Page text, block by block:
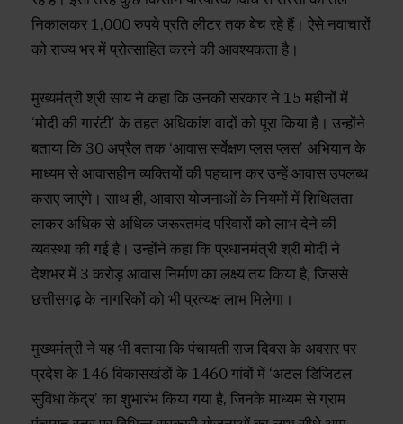
निकालकर 1,000 रुपये प्रति लीटर तक बेच रहे हैं। ऐसे नवाचारों
को राज्य भर में प्रोत्साहित करने की आवश्यकता है।
मुख्यमंत्री श्री साय ने कहा कि उनकी सरकार ने 15 महीनों में
‘मोदी की गारंटी’ के तहत अधिकांश वादों को पूरा किया है। उन्होंने
बताया कि 30 अप्रैल तक ‘आवास सर्वेक्षण प्लस प्लस’ अभियान के
माध्यम से आवासहीन व्यक्तियों की पहचान कर उन्हें आवास उपलब्ध
कराए जाएंगे। साथ ही, आवास योजनाओं के नियमों में शिथिलता
लाकर अधिक से अधिक जरूरतमंद परिवारों को लाभ देने की
व्यवस्था की गई है। उन्होंने कहा कि प्रधानमंत्री श्री मोदी ने
देशभर में 3 करोड़ आवास निर्माण का लक्ष्य तय किया है, जिससे
छत्तीसगढ़ के नागरिकों को भी प्रत्यक्ष लाभ मिलेगा।
मुख्यमंत्री ने यह भी बताया कि पंचायती राज दिवस के अवसर पर
प्रदेश के 146 विकासखंडों के 1460 गांवों में ‘अटल डिजिटल
सुविधा केंद्र’ का शुभारंभ किया गया है, जिनके माध्यम से ग्राम